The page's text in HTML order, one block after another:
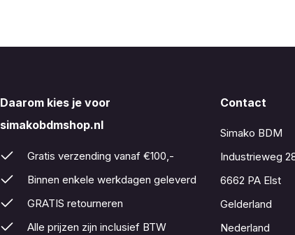
Daarom kies je voor
simakobdmshop.nl
Gratis verzending vanaf €100,-
Binnen enkele werkdagen geleverd
GRATIS retourneren
Alle prijzen zijn inclusief BTW
Contact
Simako BDM
Industrieweg
6662 PA Elst
Gelderland
Nederland